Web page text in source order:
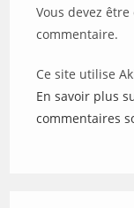
Vous devez être
commentaire.
Ce site utilise
En savoir plus
commentaires